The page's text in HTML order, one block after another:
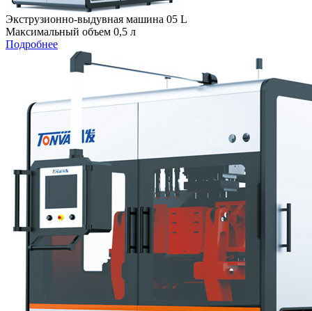
Экструзионно-выдувная машина 05 L
Максимальный объем 0,5 л
Подробнее